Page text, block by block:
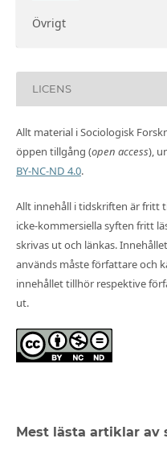
Övrigt
LICENS
Allt material i Sociologisk
öppen tillgång (open access),
BY-NC-ND 4.0.
Allt innehåll i tidskriften är fritt
icke-kommersiella syften fritt
skrivas ut och länkas.
används måste författare och
innehållet tillhör respektive
ut.
Mest lästa artiklar av